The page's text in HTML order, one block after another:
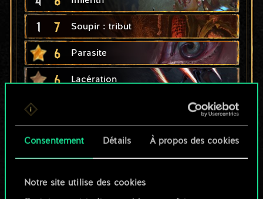
Consentement Détails À propos des cookies
Notre site utilise des cookies
1 7 Soupir : tribut
6 Parasite
6 Lacération
x2
4 4 Brumelin x2
4 4 Slyzard